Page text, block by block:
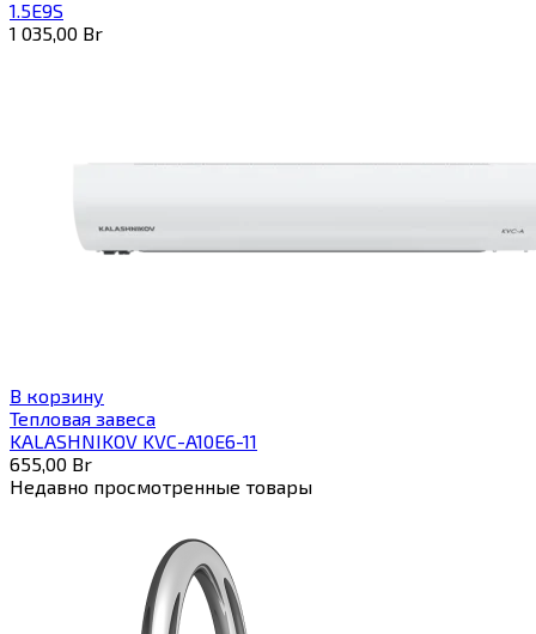
1.5E9S
1 035,00 Br
В корзину
Тепловая завеса
KALASHNIKOV KVC-A10E6-11
655,00 Br
Недавно просмотренные товары